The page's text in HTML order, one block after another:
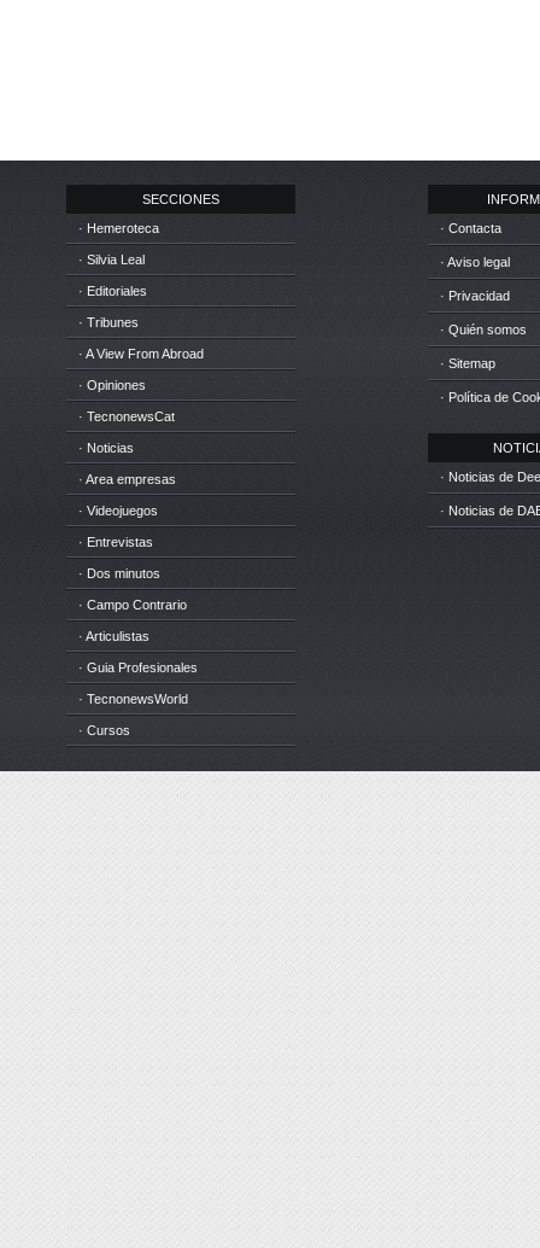
SECCIONES
· Hemeroteca
· Silvia Leal
· Editoriales
· Tribunes
· A View From Abroad
· Opiniones
· TecnonewsCat
· Noticias
· Area empresas
· Videojuegos
· Entrevistas
· Dos minutos
· Campo Contrario
· Articulistas
· Guia Profesionales
· TecnonewsWorld
· Cursos
· Contacta
· Aviso legal
· Privacidad
· Quién somos
· Sitemap
· Política de
· Noticias de
· Noticias de